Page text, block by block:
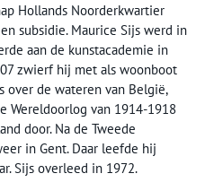
Hollands Noorderkwartier
subsidie. Maurice Sijs werd in
aan de kunstacademie in
zwierf hij met als woonboot
over de wateren van België,
Wereldoorlog van 1914-1918
door. Na de Tweede
in Gent. Daar leefde hij
Sijs overleed in 1972.